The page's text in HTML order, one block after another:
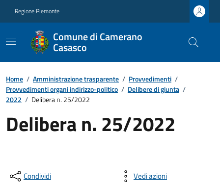
Regione Piemonte
Comune di Camerano
Casasco
Home / Amministrazione trasparente / Provvedimenti /
Provvedimenti organi indirizzo-politico / Delibere di giunta /
2022 / Delibera n. 25/2022
Delibera n. 25/2022
Condividi Vedi azioni